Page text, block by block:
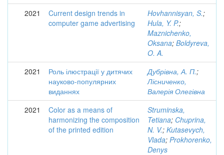
2021
Current design trends in
computer game advertising
Hovhannisyan, S.;
Hula, Y. P.;
Maznichenko,
Oksana; Boldyreva,
O. A.
2021
Роль ілюстрації у дитячих
науково-популярних
виданнях
Дубрівна, А. П.;
Лісниченко,
Валерія Олегівна
2021
Color as a means of
harmonizing the composition
of the printed edition
Struminska,
Tetiana; Chuprina,
N. V.; Kutasevych,
Vlada; Prokhorenko,
Denys